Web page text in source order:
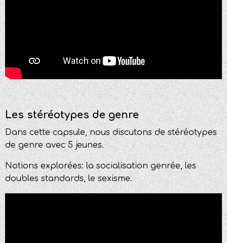
Les stéréotypes de genre
Dans cette capsule, nous discutons de stéréotypes
de genre avec 5 jeunes.
Notions explorées: la socialisation genrée, les
doubles standards, le sexisme.